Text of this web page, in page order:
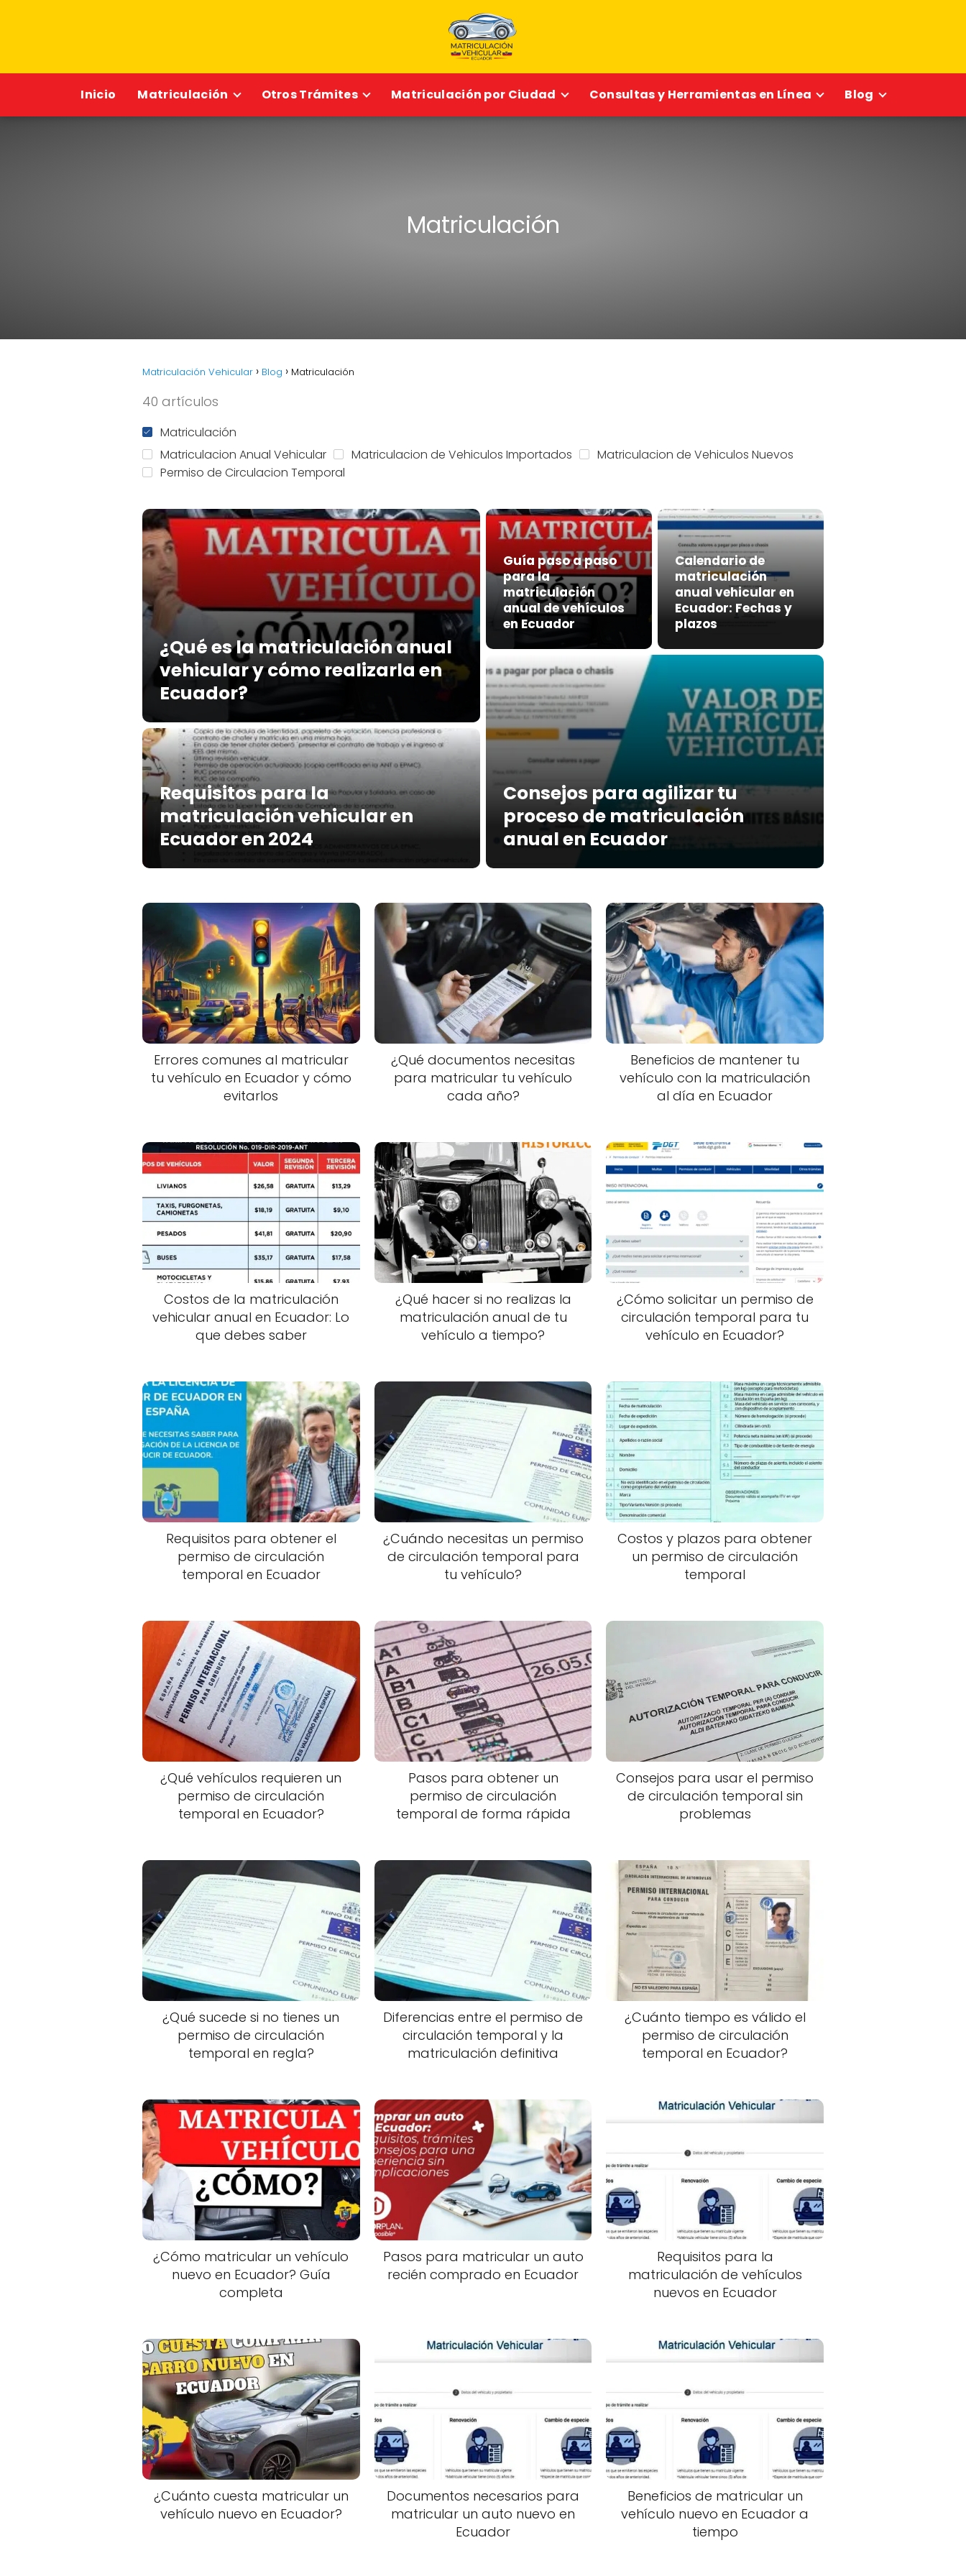
Inicio Matriculación Otros Trámites Matriculación por Ciudad Consultas y Herramientas en Línea Blog
Matriculación
Matriculación Vehicular Blog Matriculación
40 artículos
Matriculación
Matriculacion Anual Vehicular
Matriculacion de Vehiculos Importados
Matriculacion de Vehiculos Nuevos
Permiso de Circulacion Temporal
¿Qué es la matriculación anual
vehicular y cómo realizarla en
Ecuador?
Guía paso a paso
para la
matriculación
anual de vehículos
en Ecuador
Requisitos para la
matriculación vehicular en
Ecuador en 2024
Calendario de
matriculación
anual vehicular en
Ecuador: Fechas y
plazos
Consejos para agilizar tu
proceso de matriculación
anual en Ecuador
Errores comunes al matricular
tu vehículo en Ecuador y cómo
evitarlos
¿Qué documentos necesitas
para matricular tu vehículo
cada año?
Beneficios de mantener tu
vehículo con la matriculación
al día en Ecuador
Costos de la matriculación
vehicular anual en Ecuador: Lo
que debes saber
¿Qué hacer si no realizas la
matriculación anual de tu
vehículo a tiempo?
¿Cómo solicitar un permiso de
circulación temporal para tu
vehículo en Ecuador?
Requisitos para obtener el
permiso de circulación
temporal en Ecuador
¿Cuándo necesitas un permiso
de circulación temporal para
tu vehículo?
Costos y plazos para obtener
un permiso de circulación
temporal
¿Qué vehículos requieren un
permiso de circulación
temporal en Ecuador?
Pasos para obtener un
permiso de circulación
temporal de forma rápida
Consejos para usar el permiso
de circulación temporal sin
problemas
¿Qué sucede si no tienes un
permiso de circulación
temporal en regla?
Diferencias entre el permiso de
circulación temporal y la
matriculación definitiva
¿Cuánto tiempo es válido el
permiso de circulación
temporal en Ecuador?
¿Cómo matricular un vehículo
nuevo en Ecuador? Guía
completa
Pasos para matricular un auto
recién comprado en Ecuador
Requisitos para la
matriculación de vehículos
nuevos en Ecuador
¿Cuánto cuesta matricular un
vehículo nuevo en Ecuador?
Documentos necesarios para
matricular un auto nuevo en
Ecuador
Beneficios de matricular un
vehículo nuevo en Ecuador a
tiempo